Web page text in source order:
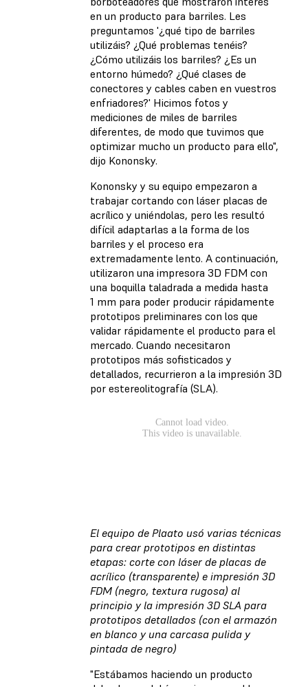
en un producto para barriles. Les
preguntamos '¿qué tipo de barriles
utilizáis? ¿Qué problemas tenéis?
¿Cómo utilizáis los barriles? ¿Es un
entorno húmedo? ¿Qué clases de
conectores y cables caben en vuestros
enfriadores?' Hicimos fotos y
mediciones de miles de barriles
diferentes, de modo que tuvimos que
optimizar mucho un producto para ello",
dijo Kononsky.
Kononsky y su equipo empezaron a
trabajar cortando con láser placas de
acrílico y uniéndolas, pero les resultó
difícil adaptarlas a la forma de los
barriles y el proceso era
extremadamente lento. A continuación,
utilizaron una impresora 3D FDM con
una boquilla taladrada a medida hasta
1 mm para poder producir rápidamente
prototipos preliminares con los que
validar rápidamente el producto para el
mercado. Cuando necesitaron
prototipos más sofisticados y
detallados, recurrieron a la impresión 3D
por estereolitografía (SLA).
El equipo de Plaato usó varias técnicas
para crear prototipos en distintas
etapas: corte con láser de placas de
acrílico (transparente) e impresión 3D
FDM (negro, textura rugosa) al
principio y la impresión 3D SLA para
prototipos detallados (con el armazón
en blanco y una carcasa pulida y
pintada de negro)
"Estábamos haciendo un producto